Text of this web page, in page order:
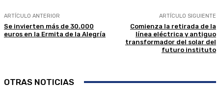
ARTÍCULO ANTERIOR
Se invierten más de 30.000
euros en la Ermita de la Alegría
ARTÍCULO SIGUIENTE
Comienza la retirada de la
línea eléctrica y antiguo
transformador del solar del
futuro instituto
OTRAS NOTICIAS